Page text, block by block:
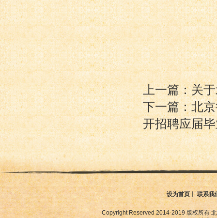
上一篇：关
下一篇：北
开招聘应届
设为首页丨联系我
Copyright Reserved 2014-2019 版权所有